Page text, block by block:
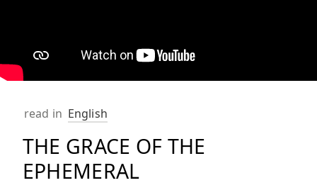
read in English
THE GRACE OF THE
EPHEMERAL